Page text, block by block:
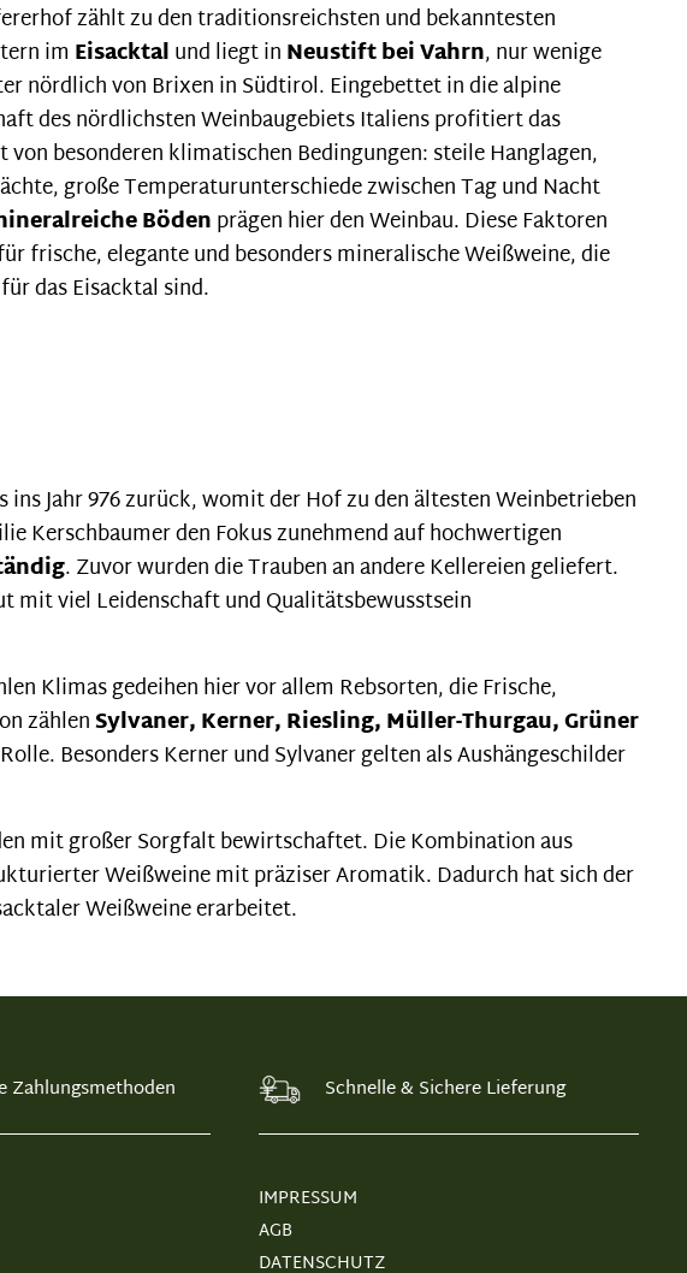
zählt zu den traditionsreichsten und bekanntesten
im Eisacktalund liegt inNeustift bei Vahrn, nur wenige
nördlich von Brixen in Südtirol. Eingebettet in die alpine
des nördlichsten Weinbaugebiets Italiens profitiert das
von besonderen klimatischen Bedingungen: steile Hanglagen,
große Temperaturunterschiede zwischen Tag und Nacht
Bödenprägen hier den Weinbau. Diese Faktoren
frische, elegante und besonders mineralische Weißweine, die
das Eisacktal sind.
Jahr 976 zurück, womit der Hof zu den ältesten Weinbetrieben
Kerschbaumer den Fokus zunehmend auf hochwertigen
. Zuvor wurden die Trauben an andere Kellereien geliefert.
mit viel Leidenschaft und Qualitätsbewusstsein
Klimas gedeihen hier vor allem Rebsorten, die Frische,
zählenSylvaner, Kerner, Riesling, Müller-Thurgau, Grüner
Besonders Kerner und Sylvaner gelten als Aushängeschilder
mit großer Sorgfalt bewirtschaftet. Die Kombination aus
Weißweine mit präziser Aromatik. Dadurch hat sich der
Weißweine erarbeitet.
Zahlungsmethoden Schnelle & Sichere Lieferung
IMPRESSUM
AGB
DATENSCHUTZ